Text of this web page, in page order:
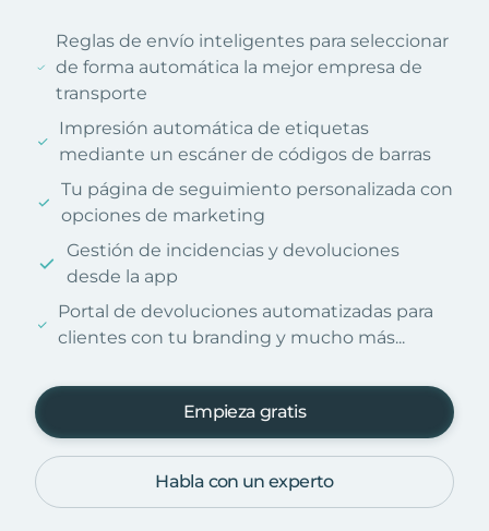
Reglas de envío inteligentes para seleccionar
de forma automática la mejor empresa de
transporte
Impresión automática de etiquetas
mediante un escáner de códigos de barras
Tu página de seguimiento personalizada con
opciones de marketing
Gestión de incidencias y devoluciones
desde la app
Portal de devoluciones automatizadas para
clientes con tu branding y mucho más...
Empieza gratis
Habla con un experto